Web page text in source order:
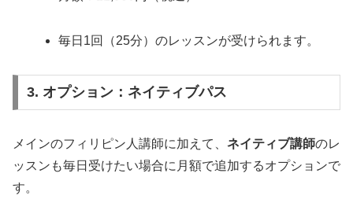
毎日1回（25分）のレッスンが受けられます。
3. オプション：ネイティブパス
メインのフィリピン人講師に加えて、 ネイティブ講師のレ
ッスンも毎日受けたい場合に月額で追加するオプションで
す。